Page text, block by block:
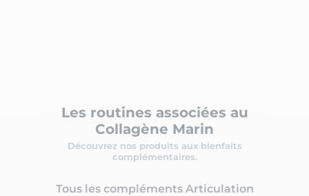
Les routines associées au
Collagène Marin
Découvrez nos produits aux bienfaits
complémentaires.
Tous les compléments Articulation